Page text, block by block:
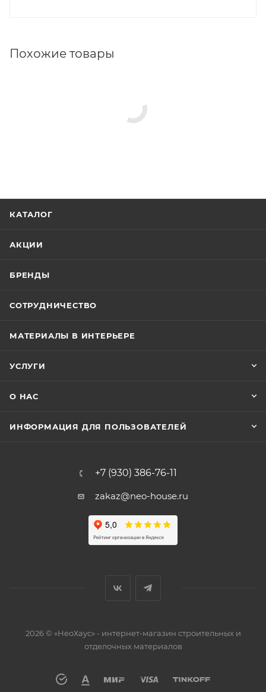
Похожие товары
КАТАЛОГ
АКЦИИ
БРЕНДЫ
СОТРУДНИЧЕСТВО
МАТЕРИАЛЫ В ИНТЕРЬЕРЕ
УСЛУГИ
О НАС
ИНФОРМАЦИЯ ДЛЯ ПОЛЬЗОВАТЕЛЕЙ
+7 (930) 386-76-11
zakaz@neo-house.ru
2026 © «НеоХаус» - интернет-магазин строительных и
отделочных материалов